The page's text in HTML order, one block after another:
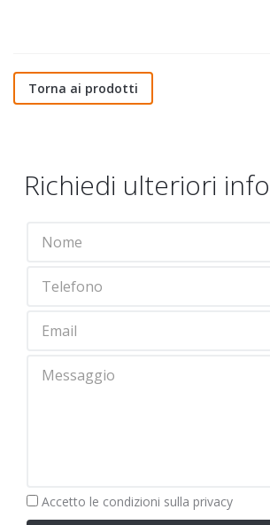
Torna ai prodotti
Richiedi ulteriori
Obbligatorio
Accetto le condizioni sulla privacy